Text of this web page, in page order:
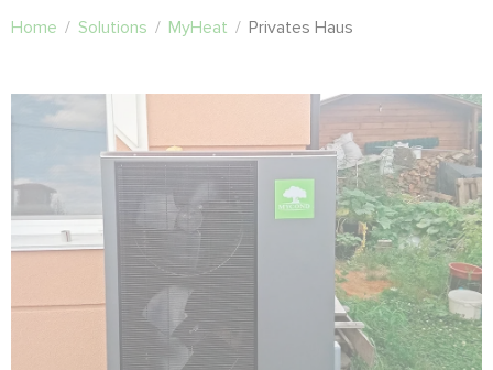
Home / Solutions / MyHeat / Privates Haus